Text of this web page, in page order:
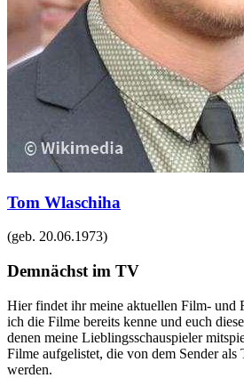
Tom Wlaschiha
(geb. 20.06.1973)
Demnächst im TV
Hier findet ihr meine aktuellen Film- und
ich die Filme bereits kenne und euch
denen meine Lieblingsschauspieler
Filme aufgelistet, die von dem Sender
werden.